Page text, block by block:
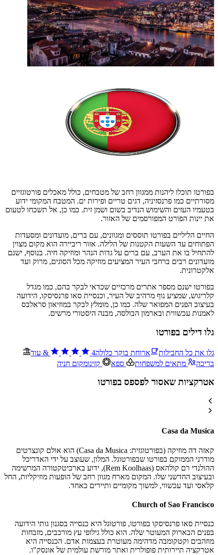
בפורטו תוכלו ליהנות ממגוון רחב של מטבחים, כולל מאכלים פורטוגזיים
מסורתיים כמו פרנסזיניה, דגים טריים ופירות ים. המטבח המקומי ידוע
בטעמיו העזים והשימוש הנדיב בשום ושמן זית. כמו כן, אל תשכחו לטעום
את יינות הפורט המפורסמים של האזור.
החיים הליליים בפורטו תוססים ומגוונים, עם ברים, מועדונים ומסעדות
הפתוחים עד השעות הקטנות של הלילה. אזור ריביירה הוא מקום מצוין
להתחיל בו את הערב, עם ברים על גדות הנהר ומוזיקה חיה. בנוסף, ישנם
מועדונים רבים ברחבי העיר המציעים מוזיקה מכל הסוגים, מרוק ועד
אלקטרונית.
בפורטו ישנם מספר אתרים מרכזיים שכדאי לבקר בהם, כמו מגדל
קלריגוש, שמציע נוף מרהיב של העיר, וכנסיית סאו פרנסיסקו, הידועה
בעיצוב הפנים המפואר שלה. כמו כן, מומלץ לבקר במוזיאון סראלבס
לאמנות עכשווית ובארמון הבולסה, מבנה היסטורי מרשים.
גלו דילים בפורטו
גלו את כל החבילות ארוחת בוקר כלולה4
& עוד
בריכה
מתאים למשפחות ספא קזינומקום חניה
אטרקציות שאסור לפספס בפורטו
Casa da Musica
קאזה דה מוזיקה (בפורטוגזית: Casa da Musica) הוא אולם קונצרטים
מודרני הממוקם בפורטו שבפורטוגל. המלון, שעוצב על ידי האדריכל
ההולנדי רם קולהאס (Rem Koolhaas), ידוע בארכיטקטורה המרשימה
ובעיצוב החדשני שלו. המקום מארח מגוון רחב של הופעות מוזיקליות, החל
קלאסי ועד עכשווי, למשוך מקומיים ותיירים כאחד.
Church of Sao Francisco
כנסיית סאו פרנסיסקו בפורטו, פורטוגל היא כנסייה בסגנון גותי הידועה
בפנים הבארוק המעוטר שלה. הוא כולל גילופי עץ מורכבים, מזבחות
מוזהבים וקטקומבה מדהימה מעוטרת בעצמות אדם. הכנסייה היא
אטרקציה תיירותית פופולרית ואתר מורשת עולמית של אונסק"ו.